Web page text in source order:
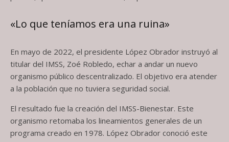
«Lo que teníamos era una ruina»
En mayo de 2022, el presidente López Obrador instruyó al
titular del IMSS, Zoé Robledo, echar a andar un nuevo
organismo público descentralizado. El objetivo era atender
a la población que no tuviera seguridad social.
El resultado fue la creación del IMSS-Bienestar. Este
organismo retomaba los lineamientos generales de un
programa creado en 1978. López Obrador conoció este